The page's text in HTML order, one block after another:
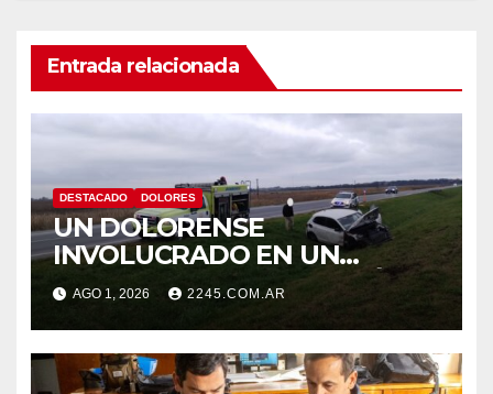
Entrada relacionada
DESTACADO DOLORES
UN DOLORENSE
INVOLUCRADO EN UN
SINIESTRO QUE TERMINÓ
CON DESPISTE Y VUELCO
AGO 1, 2026 2245.COM.AR